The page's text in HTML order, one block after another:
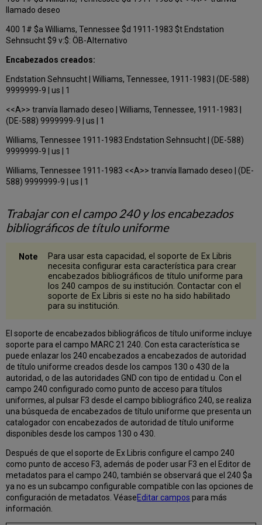
llamado deseo
400 1# $a Williams, Tennessee $d 1911-1983 $t Endstation
Sehnsucht $9 v:$: ÖB-Alternativo
Encabezados creados:
Endstation Sehnsucht | Williams, Tennessee, 1911-1983 | (DE-588)
9999999-9 | us | 1
<<A>> tranvía llamado deseo | Williams, Tennessee, 1911-1983 |
(DE-588) 9999999-9 | us | 1
Williams, Tennessee 1911-1983 Endstation Sehnsucht | (DE-588)
9999999-9 | us | 1
Williams, Tennessee 1911-1983 <<A>> tranvía llamado deseo | (DE-
588) 9999999-9 | us | 1
Trabajar con el campo 240 y los encabezados
bibliográficos de título uniforme
Para usar esta capacidad, el soporte de Ex Libris
necesita configurar esta característica para crear
encabezados bibliográficos de título uniforme para
los 240 campos de su institución. Contactar con el
soporte de Ex Libris si este no ha sido habilitado
para su institución.
El soporte de encabezados bibliográficos de título uniforme incluye
soporte para el campo MARC 21 240. Con esta característica se
puede enlazar los 240 encabezados a encabezados de autoridad
de título uniforme creados desde los campos 130 o 430 de la
autoridad, o de las autoridades GND con tipo de entidad u. Con el
campo 240 configurado como punto de acceso para títulos
uniformes, al pulsar F3 desde el campo bibliográfico 240, se realiza
una búsqueda de encabezados de título uniforme que presenta un
catalogador con encabezados de autoridad de título uniforme
disponibles desde los campos 130 o 430.
Después de que el soporte de Ex Libris configure el campo 240
como punto de acceso F3, además de poder usar F3 en el Editor de
metadatos para el campo 240, también se observará que el 240 $a
ya no es un subcampo configurable compatible con las opciones de
configuración de metadatos. VéaseEditar campos para más
información.